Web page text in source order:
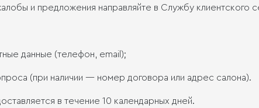
и предложения направляйте в Службу клиентского
данные (телефон, email);
(при наличии — номер договора или адрес салона).
в течение 10 календарных дней.